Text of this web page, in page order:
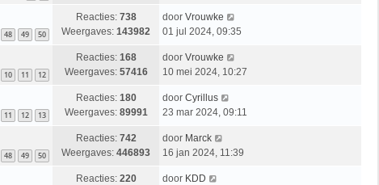
48 49 50
Reacties: 738
Weergaves: 143982
door Vrouwke
01 jul 2024, 09:35
10 11 12
Reacties: 168
Weergaves: 57416
door Vrouwke
10 mei 2024, 10:27
11 12 13
Reacties: 180
Weergaves: 89991
door Cyrillus
23 mar 2024, 09:11
48 49 50
Reacties: 742
Weergaves: 446893
door Marck
16 jan 2024, 11:39
Reacties: 220
door KDD